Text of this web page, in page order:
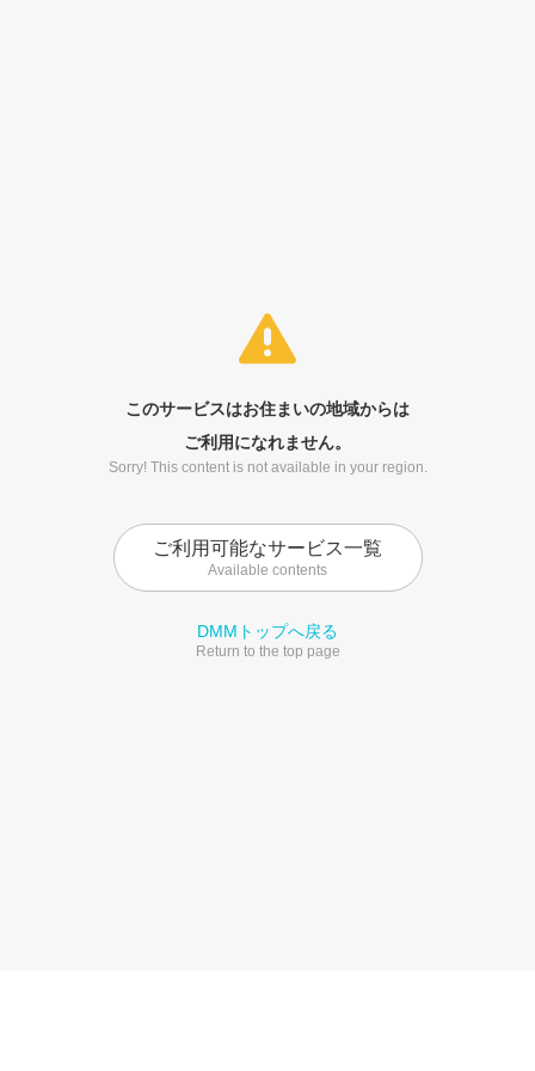
このサービスはお住まいの地域からは
ご利用になれません。
Sorry! This content is not available in your region.
ご利用可能なサービス一覧
Available contents
DMMトップへ戻る
Return to the top page